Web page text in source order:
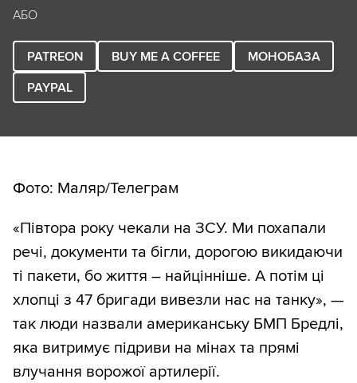
АБО
PATREON BUY ME A COFFEE
МОНОБАЗА
PAYPAL
Фото: Маляр/Телеграм
«Півтора року чекали на ЗСУ. Ми похапали
речі, документи та бігли, дорогою викидаючи
ті пакети, бо життя – найцінніше. А потім ці
хлопці з 47 бригади вивезли нас на танку», —
так люди назвали американську БМП Бредлі,
яка витримує підриви на мінах та прямі
влучання ворожої артилерії.